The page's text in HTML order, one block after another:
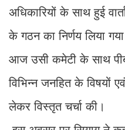
अधिकारियों के साथ हुई
के गठन का निर्णय लिया
आज उसी कमेटी के साथ
विभिन्न जनहित के विषयों
लेकर विस्तृत चर्चा की।